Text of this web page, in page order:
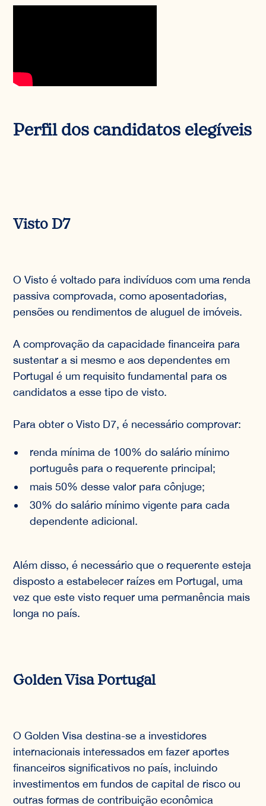
Perfil dos candidatos elegíveis
Visto D7
O Visto é voltado para indivíduos com uma renda
passiva comprovada, como aposentadorias,
pensões ou rendimentos de aluguel de imóveis.
A comprovação da capacidade financeira para
sustentar a si mesmo e aos dependentes em
Portugal é um requisito fundamental para os
candidatos a esse tipo de visto.
Para obter o Visto D7, é necessário comprovar:
renda mínima de 100% do salário mínimo
português para o requerente principal;
mais 50% desse valor para cônjuge;
30% do salário mínimo vigente para cada
dependente adicional.
Além disso, é necessário que o requerente esteja
disposto a estabelecer raízes em Portugal, uma
vez que este visto requer uma permanência mais
longa no país.
Golden Visa Portugal
O Golden Visa destina-se a investidores
internacionais interessados em fazer aportes
financeiros significativos no país, incluindo
investimentos em fundos de capital de risco ou
outras formas de contribuição econômica